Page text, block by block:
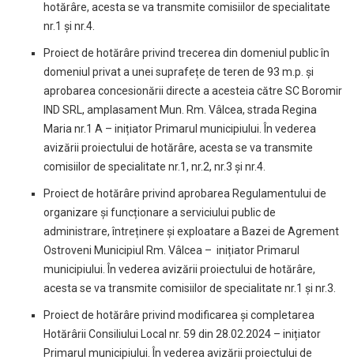
hotărâre, acesta se va transmite comisiilor de specialitate
nr.1 și nr.4.
Proiect de hotărâre privind trecerea din domeniul public în
domeniul privat a unei suprafețe de teren de 93 m.p. și
aprobarea concesionării directe a acesteia către SC Boromir
IND SRL, amplasament Mun. Rm. Vâlcea, strada Regina
Maria nr.1 A – inițiator Primarul municipiului. În vederea
avizării proiectului de hotărâre, acesta se va transmite
comisiilor de specialitate nr.1, nr.2, nr.3 și nr.4.
Proiect de hotărâre privind aprobarea Regulamentului de
organizare și funcționare a serviciului public de
administrare, întreținere și exploatare a Bazei de Agrement
Ostroveni Municipiul Rm. Vâlcea – inițiator Primarul
municipiului. În vederea avizării proiectului de hotărâre,
acesta se va transmite comisiilor de specialitate nr.1 și nr.3.
Proiect de hotărâre privind modificarea și completarea
Hotărârii Consiliului Local nr. 59 din 28.02.2024 – inițiator
Primarul municipiului. În vederea avizării proiectului de